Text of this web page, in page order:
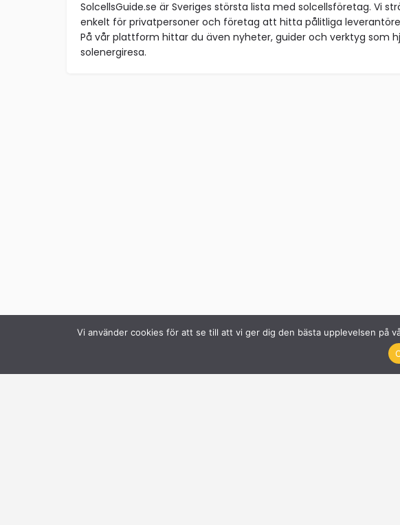
SolcellsGuide.se är Sveriges största lista med solcellsföretag. Vi
enkelt för privatpersoner och företag att hitta pålitliga
På vår plattform hittar du även nyheter, guider och verktyg som
solenergiresa.
Vi använder cookies för att se till att vi ger dig den bästa upplevelsen på